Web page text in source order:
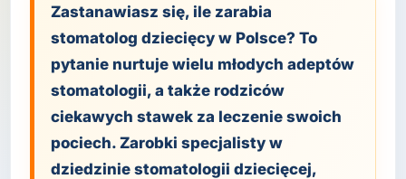
Zastanawiasz się, ile zarabia
stomatolog dziecięcy w Polsce? To
pytanie nurtuje wielu młodych adeptów
stomatologii, a także rodziców
ciekawych stawek za leczenie swoich
pociech. Zarobki specjalisty w
dziedzinie stomatologii dziecięcej,